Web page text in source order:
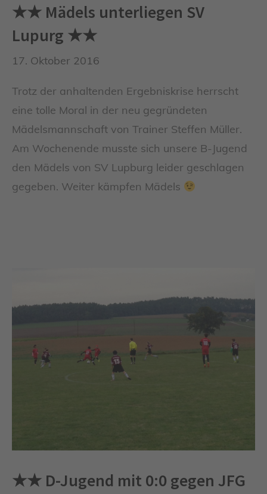
★★ Mädels unterliegen SV
Lupurg ★★
17. Oktober 2016
Trotz der anhaltenden Ergebniskrise herrscht
eine tolle Moral in der neu gegründeten
Mädelsmannschaft von Trainer Steffen Müller.
Am Wochenende musste sich unsere B-Jugend
den Mädels von SV Lupburg leider geschlagen
gegeben. Weiter kämpfen Mädels
★★ D-Jugend mit 0:0 gegen JFG